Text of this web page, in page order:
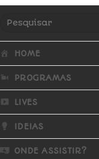
HOME
PROGRAMAS
LIVES
IDEIAS
ONDE ASSISTIR?